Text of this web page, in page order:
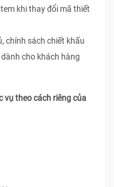
khi thay đổi mã thiết
chính sách chiết khấu
cho khách hàng
vụ theo cách riêng của